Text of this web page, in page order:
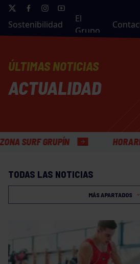
Sostenibilidad
El
Grupo
ÚLTIMAS NOTICIAS
ACTUALIDAD
HORARIO VERANO
TODAS LAS NOTICIAS
MÁS APARTADOS